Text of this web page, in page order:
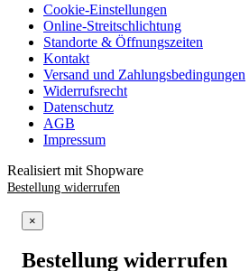
Cookie-Einstellungen
Online-Streitschlichtung
Standorte & Öffnungszeiten
Kontakt
Versand und Zahlungsbedingungen
Widerrufsrecht
Datenschutz
AGB
Impressum
Realisiert mit Shopware
Bestellung widerrufen
×
Bestellung widerrufen